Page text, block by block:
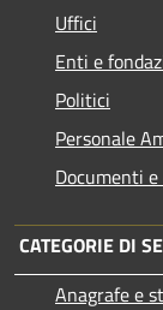
Uffici
Enti e
Politici
Personale
Documenti
CATEGORIE DI
Anagrafe e